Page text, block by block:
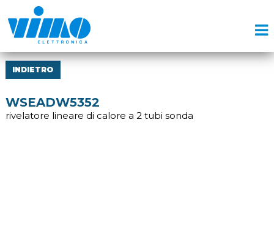
INDIETRO
WSEADW5352
rivelatore lineare di calore a 2 tubi sonda